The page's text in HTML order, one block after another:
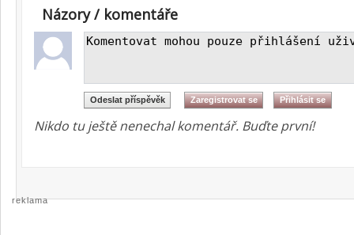
Názory / komentáře
Nikdo tu ještě nenechal komentář. Buďte první!
reklama